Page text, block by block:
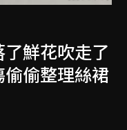
鮮花吹走了
偷整理絲裙